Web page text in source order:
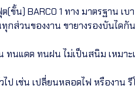
ขั้น) BARCO 1 ทาง มาตรฐาน เ
กส่วนของงาน ขายางรองบันไดกั
นแดด ทนฝน ไม่เป็นสนิม เหมาะ
ป เช่น เปลี่ยนหลอดไฟ หรืองาน